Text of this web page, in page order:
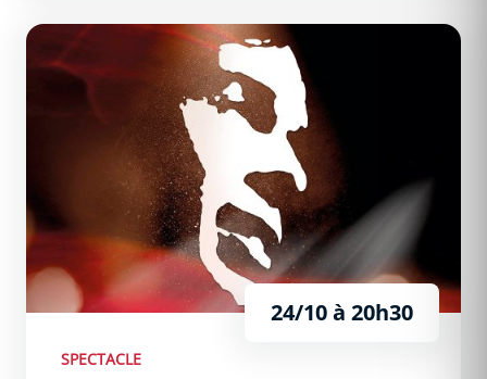
Brel ! Le Spectacle
24/10 à 20h30
SPECTACLE